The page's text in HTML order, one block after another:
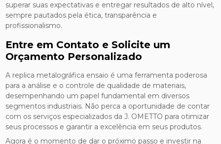
superar suas expectativas e entregar resultados de alto nível,
sempre pautados pela ética, transparência e
profissionalismo.
Entre em Contato e Solicite um
Orçamento Personalizado
A replica metalográfica ensaio é uma ferramenta poderosa
para a análise e o controle de qualidade de materiais,
desempenhando um papel fundamental em diversos
segmentos industriais. Não perca a oportunidade de contar
com os serviços especializados da J. OMETTO para otimizar
seus processos e garantir a excelência em seus produtos.
Agora é o momento de dar o próximo passo e investir na